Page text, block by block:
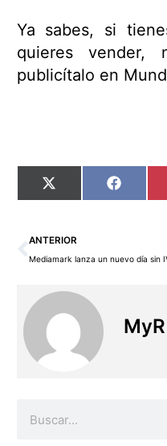
Ya sabes, si
quieres
publicítalo en
Compartir
en
X
(Twitter) en
Ant
ANTERIOR
Mediamark lanza un nuevo día sin
MyR